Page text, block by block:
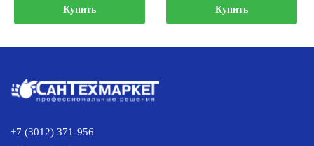
составляла
423.00 р..
Купить Купить
+7 (3012) 371-956